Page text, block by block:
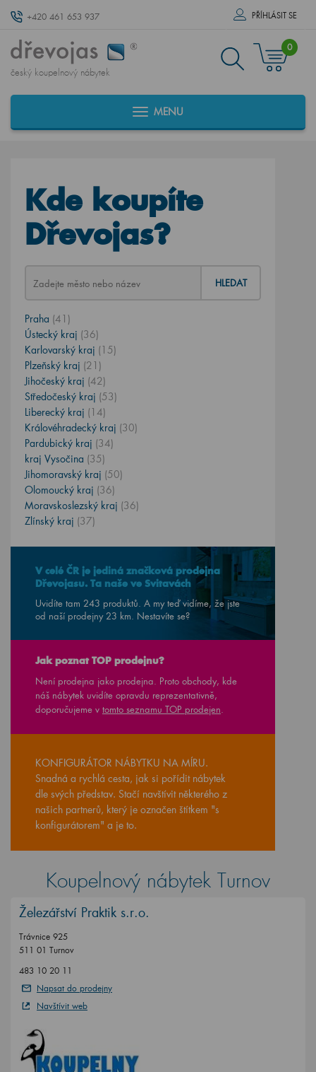
+420 461 653 937 PŘÍHLÁSIT SE
český koupelnový nábytek
0
MENU
Kde koupíte
Dřevojas?
HLEDAT
Praha (41)
Ústecký kraj (36)
Karlovarský kraj (15)
Plzeňský kraj (21)
Jihočeský kraj (42)
Středočeský kraj (53)
Liberecký kraj (14)
Královéhradecký kraj (30)
Pardubický kraj (34)
kraj Vysočina (35)
Jihomoravský kraj (50)
Olomoucký kraj (36)
Moravskoslezský kraj (36)
Zlínský kraj (37)
V celé ČR je jediná značková prodejna
Dřevojasu. Ta naše ve Svitavách
Uvidíte tam 243 produktů. A my teď vidíme, že jste
od naší prodejny 23 km. Nestavíte se?
Jak poznat TOP prodejnu?
Není prodejna jako prodejna. Proto obchody, kde
náš nábytek uvidíte opravdu reprezentativně,
doporučujeme v tomto seznamu TOP prodejen
KONFIGURÁTOR NÁBYTKU NA MÍRU.
Snadná a rychlá cesta, jak si pořídit nábytek
dle svých představ. Stačí navštívit některého z
našich partnerů, který je označen štítkem "s
konfigurátorem" a je to.
Koupelnový nábytek Turnov
Železářství Praktik s.r.o.
Trávnice 925
511 01 Turnov
483 10 20 11
Napsat do prodejny
Navštívit web